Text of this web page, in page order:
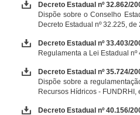
Decreto Estadual nº 32.862/
Dispõe sobre o Conselho
Decreto Estadual nº 32.225,
Decreto Estadual nº 33.403/
Regulamenta a Lei Estadual
Decreto Estadual nº 35.724/
Dispõe sobre a
Recursos Hídricos -
Decreto Estadual nº 40.156/